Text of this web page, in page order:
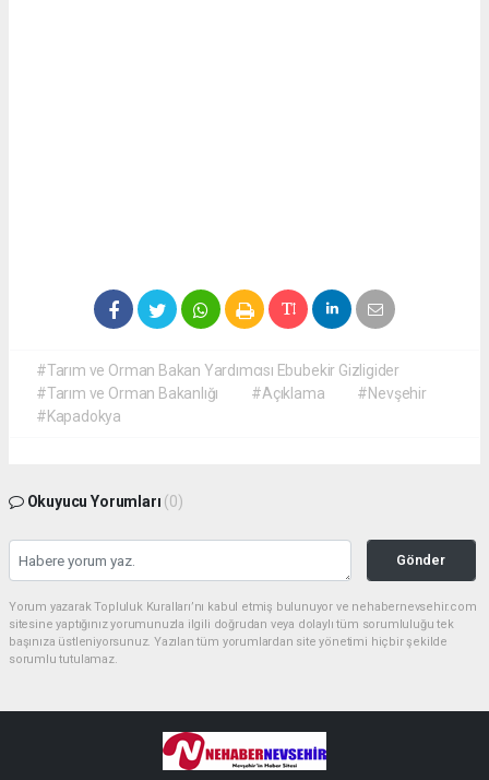
#Tarım ve Orman Bakan Yardımcısı Ebubekir Gizligider
#Tarım ve Orman Bakanlığı
#Açıklama
#Nevşehir
#Kapadokya
Okuyucu Yorumları (0)
Gönder
Yorum yazarak Topluluk Kuralları’nı kabul etmiş bulunuyor ve nehabernevsehir.com
sitesine yaptığınız yorumunuzla ilgili doğrudan veya dolaylı tüm sorumluluğu tek
başınıza üstleniyorsunuz. Yazılan tüm yorumlardan site yönetimi hiçbir şekilde
sorumlu tutulamaz.